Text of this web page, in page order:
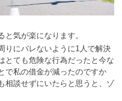
気が楽になります。
りにバレないように1人で解決
とても危険な行為だったと今な
で私の借金が減ったのですか
相談せずにいたらと思うと、ゾ